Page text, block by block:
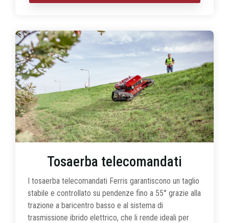
Tosaerba telecomandati
I tosaerba telecomandati Ferris garantiscono un taglio
stabile e controllato su pendenze fino a 55° grazie alla
trazione a baricentro basso e al sistema di
trasmissione ibrido elettrico, che li rende ideali per